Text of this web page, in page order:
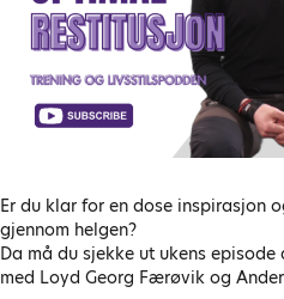
Er du klar for en dose inspirasjon
gjennom helgen?
Da må du sjekke ut ukens
med Loyd Georg Færøvik og